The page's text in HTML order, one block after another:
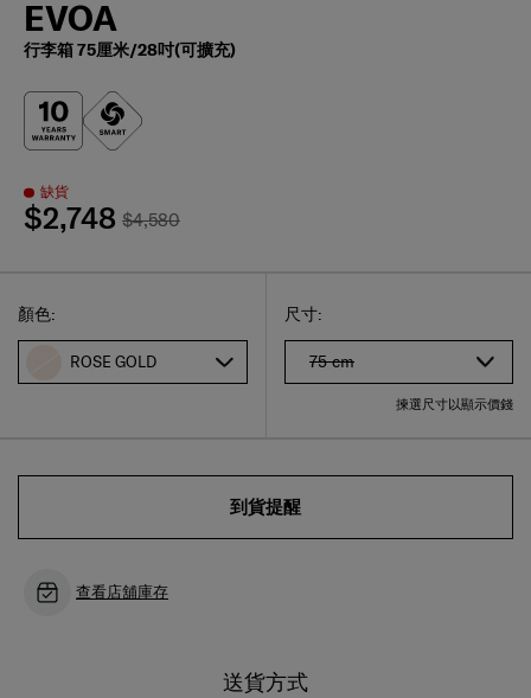
EVOA
行李箱 75厘米/28吋(可擴充)
缺貨
$4,580
$2,748
選擇尺碼
Select
尺寸:
75 cm
揀選尺寸以顯示價錢
Select
顏色:
ROSE GOLD
到貨提醒
查看店舖庫存
送貨方式